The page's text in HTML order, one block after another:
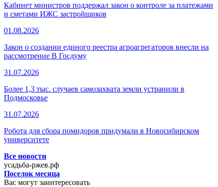
Кабинет министров поддержал закон о контроле за платежами
и сметами ИЖС застройщиков
01.08.2026
Закон о создании единого реестра агроагрегаторов внесли на
рассмотрение В Госдуму
31.07.2026
Более 1,3 тыс. случаев самозахвата земли устранили в
Подмосковье
31.07.2026
Робота для сбора помидоров придумали в Новосибирском
университете
Все новости
усадьба-ржев.рф
Поселок месяца
Вас могут заинтересовать